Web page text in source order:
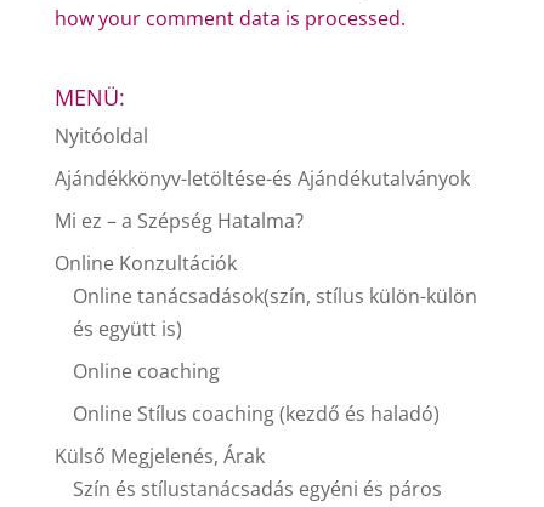
how your comment data is processed.
MENÜ:
Nyitóoldal
Ajándékkönyv-letöltése-és Ajándékutalványok
Mi ez – a Szépség Hatalma?
Online Konzultációk
Online tanácsadások(szín, stílus külön-külön
és együtt is)
Online coaching
Online Stílus coaching (kezdő és haladó)
Külső Megjelenés, Árak
Szín és stílustanácsadás egyéni és páros